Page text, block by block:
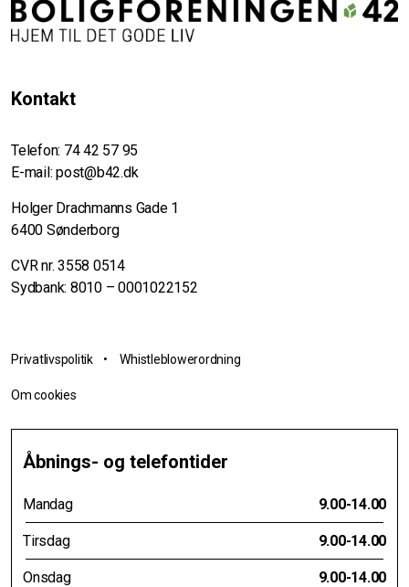
Kontakt
Telefon: 74 42 57 95
E-mail: post@b42.dk
Holger Drachmanns Gade 1
6400 Sønderborg
CVR nr. 3558 0514
Sydbank: 8010 – 0001022152
Privatlivspolitik•Whistleblowerordning
Om cookies
Åbnings- og telefontider
Mandag 9.00-14.00
Tirsdag 9.00-14.00
Onsdag 9.00-14.00